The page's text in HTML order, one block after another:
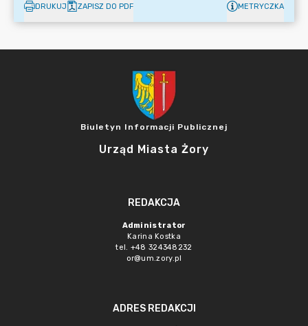
DRUKUJ ZAPISZ DO PDF METRYCZKA
Biuletyn Informacji Publicznej
Urząd Miasta Żory
REDAKCJA
Administrator
Karina Kostka
tel. +48 324348232
or@um.zory.pl
ADRES REDAKCJI